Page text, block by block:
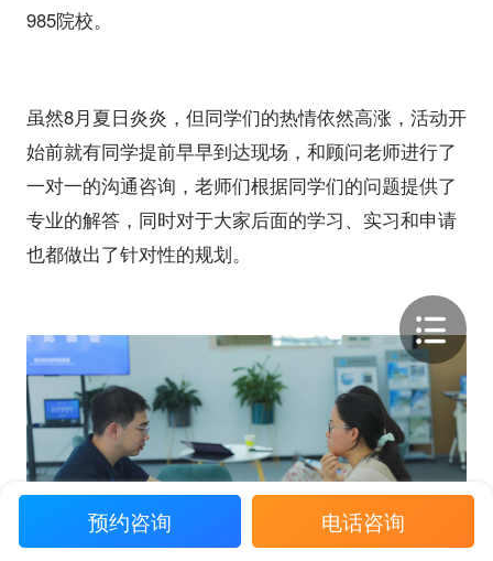
985院校。
虽然8月夏日炎炎，但同学们的热情依然高涨，活动开
始前就有同学提前早早到达现场，和顾问老师进行了
一对一的沟通咨询，老师们根据同学们的问题提供了
专业的解答，同时对于大家后面的学习、实习和申请
也都做出了针对性的规划。
预约咨询 电话咨询